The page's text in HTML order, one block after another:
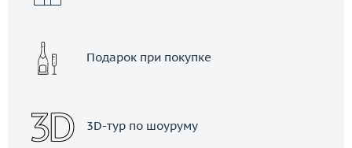
Подарок при покупке
3D-тур по шоуруму